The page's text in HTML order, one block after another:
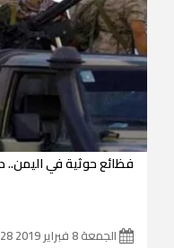
فظائع حوثية في اليمن..
الجمعة 8 فبراير 2019 20:00:28